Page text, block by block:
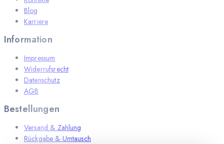
Blog
Karriere
Information
Impressum
Widerrufsrecht
Datenschutz
AGB
Bestellungen
Versand & Zahlung
Rückgabe & Umtausch